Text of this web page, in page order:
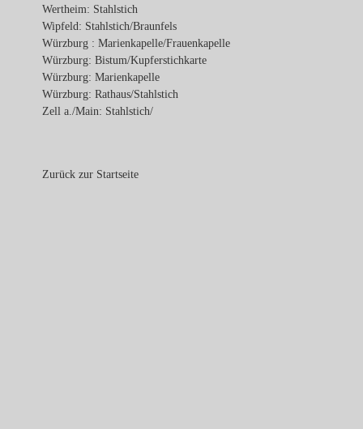
Wertheim: Stahlstich
Wipfeld: Stahlstich/Braunfels
Würzburg : Marienkapelle/Frauenkapelle
Würzburg: Bistum/Kupferstichkarte
Würzburg: Marienkapelle
Würzburg: Rathaus/Stahlstich
Zell a./Main: Stahlstich/
Zurück zur Startseite